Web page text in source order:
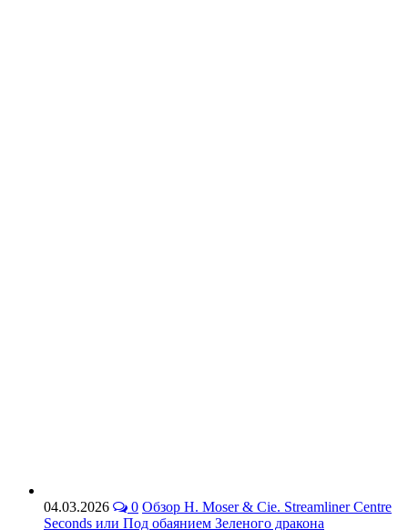
04.03.2026 0 Обзор H. Moser & Cie. Streamliner Centre
Seconds или Под обаянием Зеленого дракона